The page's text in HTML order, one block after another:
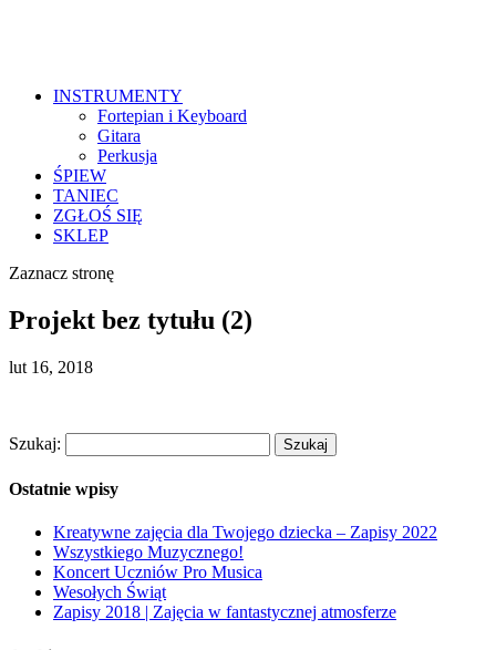
INSTRUMENTY
Fortepian i Keyboard
Gitara
Perkusja
ŚPIEW
TANIEC
ZGŁOŚ SIĘ
SKLEP
Zaznacz stronę
Projekt bez tytułu (2)
lut 16, 2018
Szukaj:
Ostatnie wpisy
Kreatywne zajęcia dla Twojego dziecka – Zapisy 2022
Wszystkiego Muzycznego!
Koncert Uczniów Pro Musica
Wesołych Świąt
Zapisy 2018 | Zajęcia w fantastycznej atmosferze